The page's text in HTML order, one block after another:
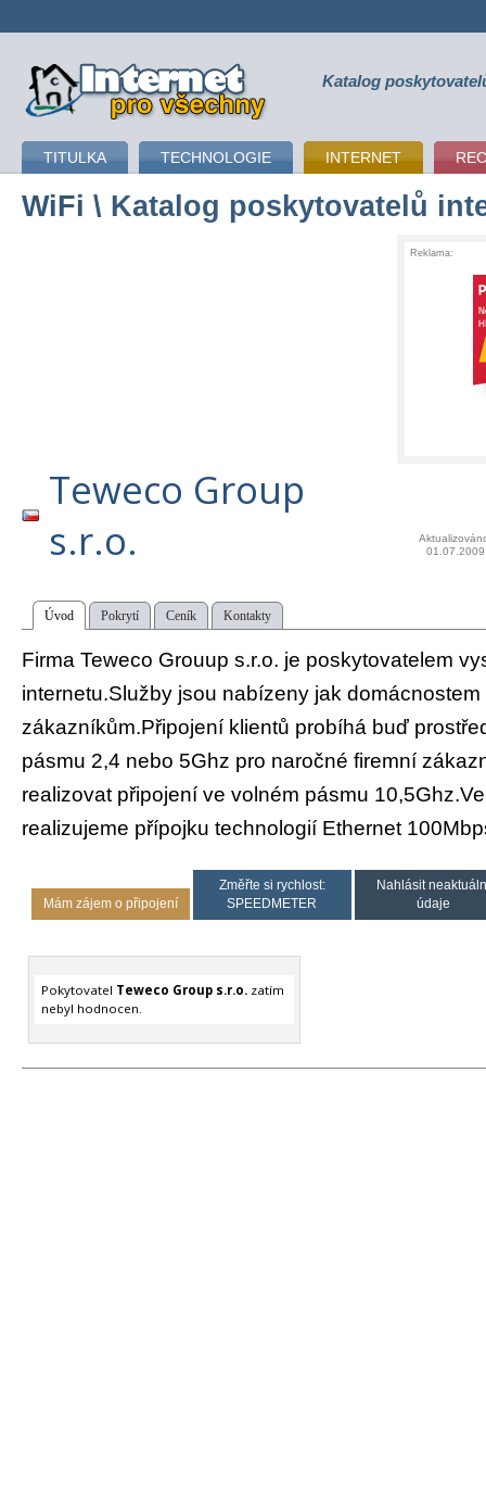
připojení k internetu Katalog
TITULKA TECHNOLOGIE INTERNET
WiFi \ Katalog poskytovatelů
Reklama:
Teweco Group
s.r.o.
01.07.2009
Úvod Pokrytí Ceník Kontakty
Firma Teweco Grouup s.r.o. je poskytovatelem
internetu.Služby jsou nabízeny jak domácnostem
zákazníkům.Připojení klientů probíhá buď
pásmu 2,4 nebo 5Ghz pro naročné firemní
realizovat připojení ve volném pásmu
realizujeme přípojku technologií Ethernet
Mám zájem o připojení
Změřte si rychlost:
SPEEDMETER
Nahlásit
údaje
Pokytovatel Teweco Group s.r.o.zatím
nebyl hodnocen.